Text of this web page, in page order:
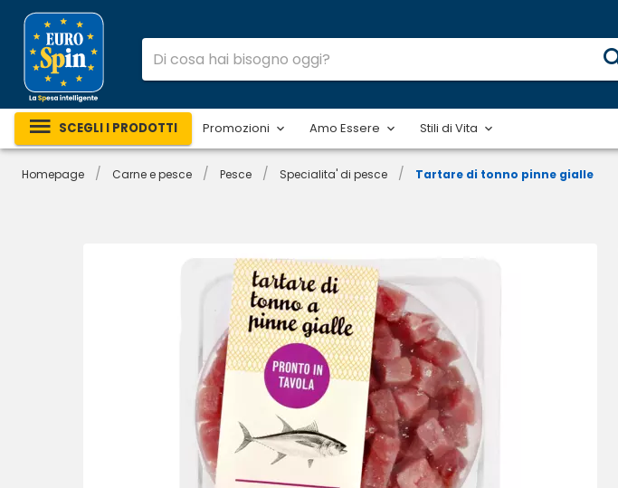
SCEGLI I PRODOTTI Promozioni Amo Essere Stili di Vita
Homepage / Carne e pesce / Pesce / Specialita' di pesce / Tartare di tonno pinne gialle